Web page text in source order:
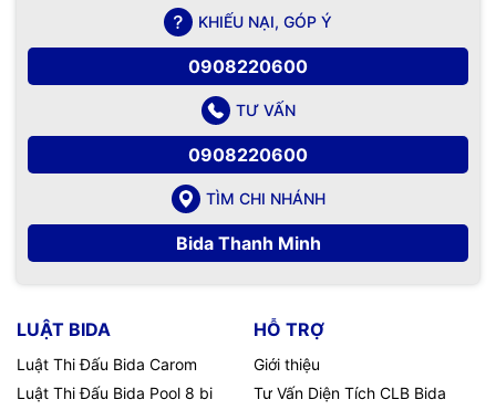
KHIẾU NẠI, GÓP Ý
0908220600
TƯ VẤN
0908220600
TÌM CHI NHÁNH
Bida Thanh Minh
LUẬT BIDA
Luật Thi Đấu Bida Carom
Luật Thi Đấu Bida Pool 8 bi
HỖ TRỢ
Giới thiệu
Tư Vấn Diện Tích CLB Bida